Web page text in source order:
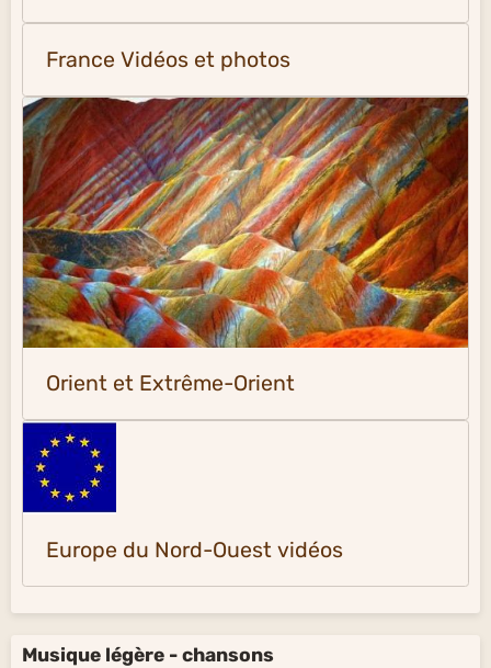
France Vidéos et photos
Orient et Extrême-Orient
Europe du Nord-Ouest vidéos
Musique légère - chansons